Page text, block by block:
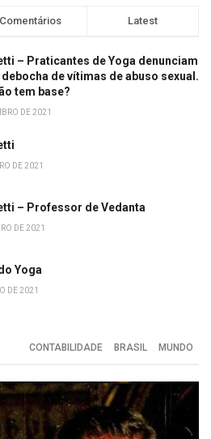
Comentários Latest
– Praticantes de Yoga denunciam
de vítimas de abuso sexual.
tem base?
DE 2021
DE 2021
– Professor de Vedanta
DE 2021
Yoga
DE 2021
CONTABILIDADE BRASIL MUNDO